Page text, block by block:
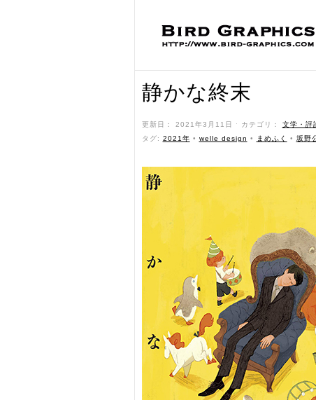
静かな終末
更新日： 2021年3月11日 ˑ カテゴリ： 文学・評
タグ: 2021年 • welle design • まめふく • 坂野